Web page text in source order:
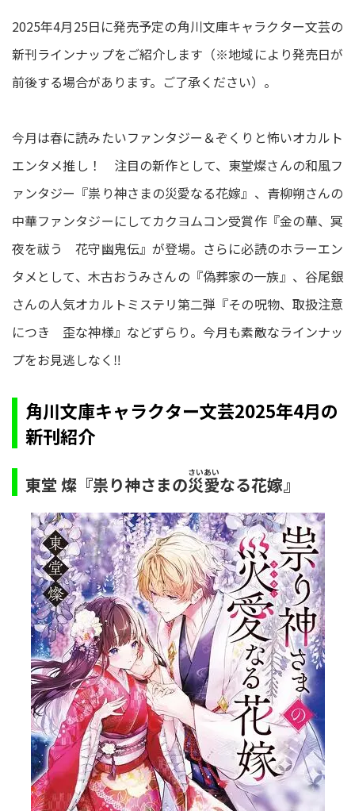
2025年4月25日に発売予定の角川文庫キャラクター文芸の
新刊ラインナップをご紹介します（※地域により発売日が
前後する場合があります。ご了承ください）。
今月は春に読みたいファンタジー＆ぞくりと怖いオカルト
エンタメ推し！ 注目の新作として、東堂燦さんの和風フ
ァンタジー『祟り神さまの災愛なる花嫁』、青柳朔さんの
中華ファンタジーにしてカクヨムコン受賞作『金の華、冥
夜を祓う 花守幽鬼伝』が登場。さらに必読のホラーエン
タメとして、木古おうみさんの『偽葬家の一族』、谷尾銀
さんの人気オカルトミステリ第二弾『その呪物、取扱注意
につき 歪な神様』などずらり。今月も素敵なラインナッ
プをお見逃しなく‼
角川文庫キャラクター文芸2025年4月の
新刊紹介
東堂 燦『祟り神さまの災愛
さいあい
なる花嫁』